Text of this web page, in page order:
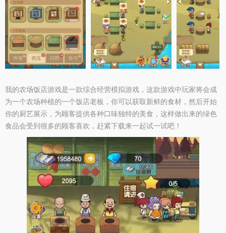
我的农场饭店游戏是一款综合经营模拟游戏，这款游戏中玩家将会成
为一个农场种植的一个饭店老板，你可以获取新鲜的食材，然后开始
你的厨艺展示，为顾客提供各种口味独特的美食，这样做出来的绿色
食品会受到很多的顾客喜欢，赶紧下载来一起试一试吧！